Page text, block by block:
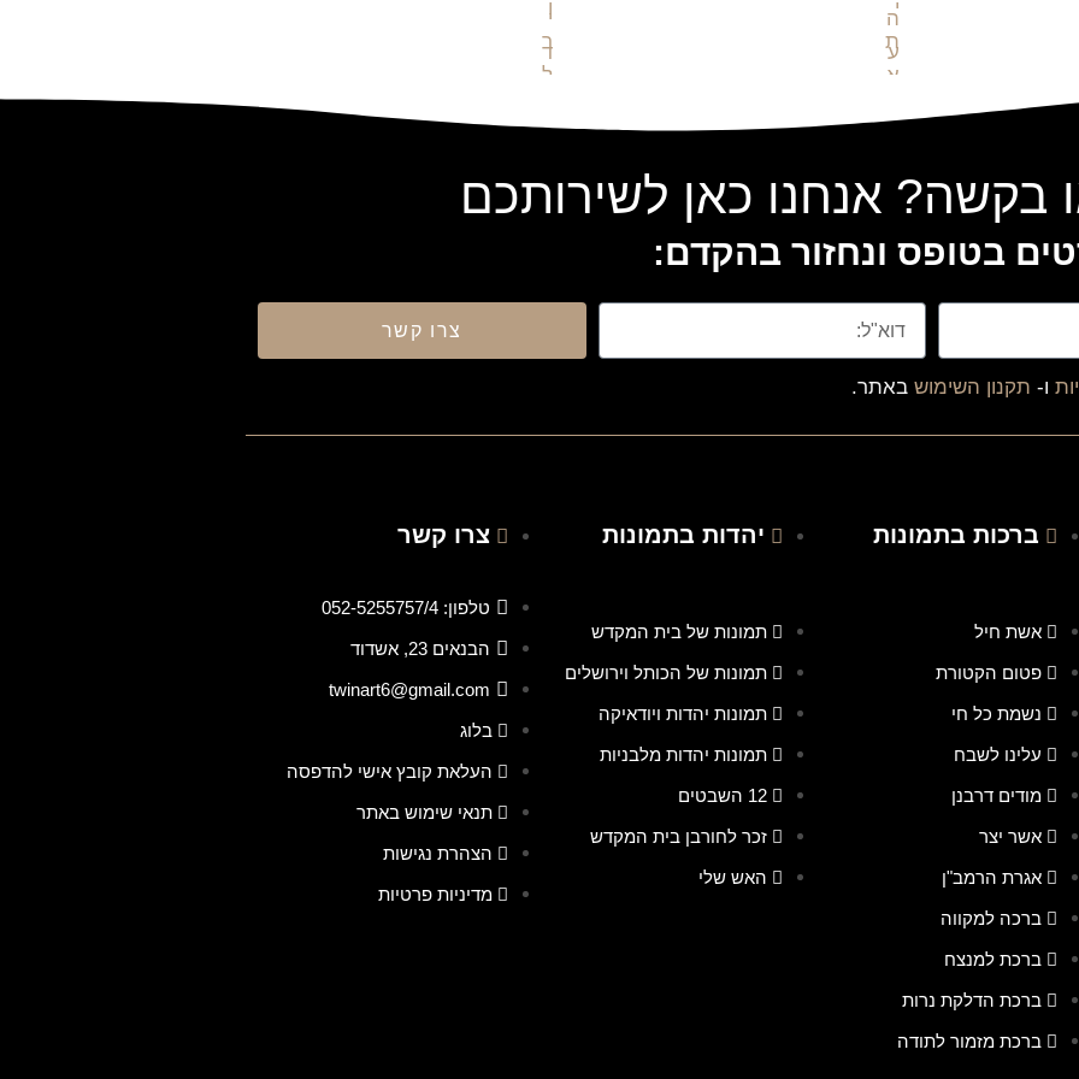
בקשה? אנחנו כאן לשירותכם
בטופס ונחזור בהקדם:
ו- תקנון השימוש באתר.
צרו קשר
ברכות בתמונות
אשת חיל
פטום הקטורת
נשמת כל חי
עלינו לשבח
מודים דרבנן
אשר יצר
אגרת הרמב"ן
ברכה למקווה
ברכת למנצח
ברכת הדלקת נרות
ברכת מזמור לתודה
יהדות בתמונות
תמונות של בית המקדש
תמונות של הכותל וירושלים
תמונות יהדות ויודאיקה
תמונות יהדות מלבניות
12 השבטים
זכר לחורבן בית המקדש
האש שלי
צרו קשר
טלפון: 052-5255757/4
הבנאים 23, אשדוד
twinart6@gmail.com
בלוג
העלאת קובץ אישי להדפסה
תנאי שימוש באתר
הצהרת נגישות
מדיניות פרטיות